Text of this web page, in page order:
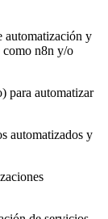
automatización y
como n8n y/o
para automatizar
automatizados y